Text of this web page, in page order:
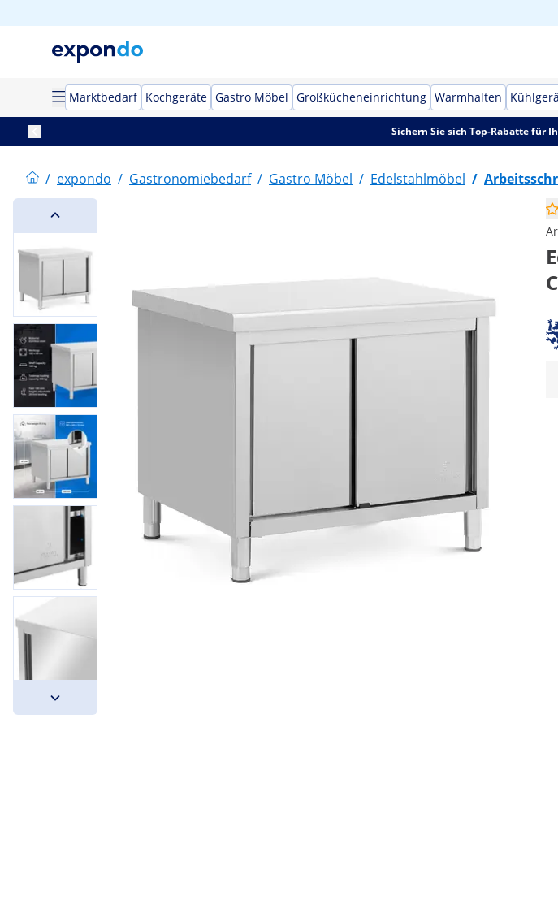
Marktbedarf Kochgeräte Gastro Möbel Großkücheneinrichtung Warmhalten
Sichern Sie sich Top-Rabatte für
/ expondo / Gastronomiebedarf / Gastro Möbel / Edelstahlmöbel /